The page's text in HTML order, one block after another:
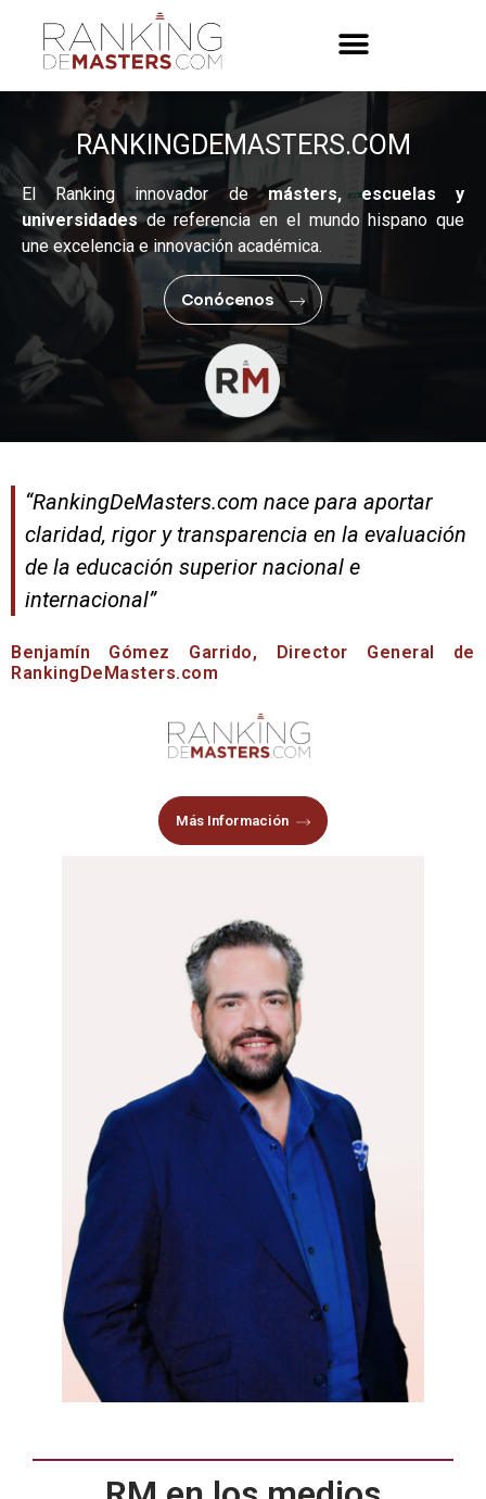
RANKINGDEMASTERS.COM
El Ranking innovador demásters, escuelas y
universidadesde referencia en el mundo hispano que
une excelencia e innovación académica.
Conócenos
“RankingDeMasters.com nace para aportar
claridad, rigor y transparencia en la evaluación
de la educación superior nacional e
internacional”
Benjamín Gómez Garrido, Director General de
RankingDeMasters.com
Más Información